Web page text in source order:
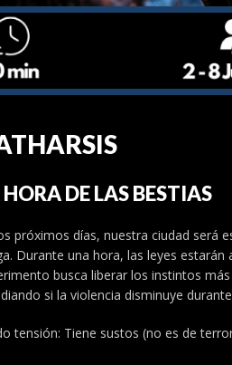
DE LAS BESTIAS
próximos días, nuestra ciudad será
Durante una hora, las leyes
busca liberar los instintos
si la violencia disminuye
tensión: Tiene sustos (no es de